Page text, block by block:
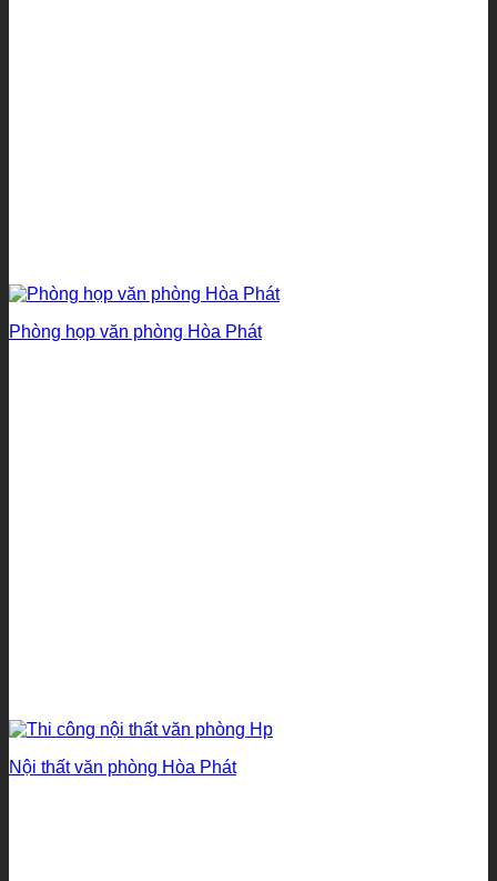
Phòng họp văn phòng Hòa Phát
Nội thất văn phòng Hòa Phát